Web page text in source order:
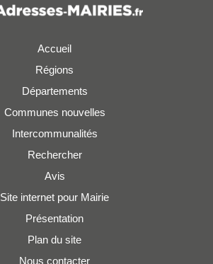
Accueil
Régions
Départements
Communes nouvelles
Intercommunalités
Rechercher
Avis
Site internet pour Mairie
Présentation
Plan du site
Nous contacter